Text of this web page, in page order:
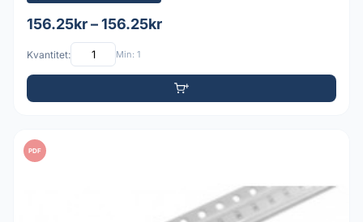
156.25kr – 156.25kr
Kvantitet: Min: 1
PDF